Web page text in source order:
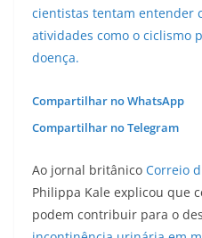
cientistas tentam entender
atividades como o ciclismo
doença.
Compartilhar no WhatsApp
Compartilhar no Telegram
Ao jornal britânico Correio
Philippa Kale explicou que
podem contribuir para o